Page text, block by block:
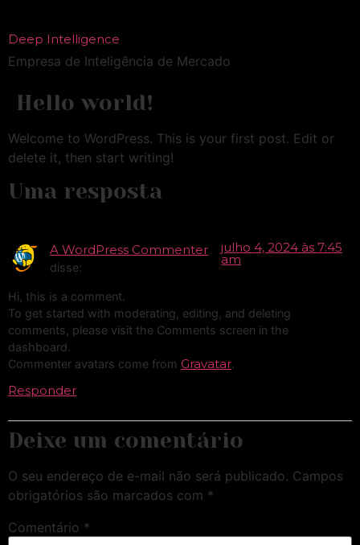
Deep Intelligence
Empresa de Inteligência de Mercado
Hello world!
Welcome to WordPress. This is your first post. Edit or
delete it, then start writing!
Uma resposta
A WordPress Commenter
disse:
julho 4, 2024 às 7:45
am
Hi, this is a comment.
To get started with moderating, editing, and deleting
comments, please visit the Comments screen in the
dashboard.
Commenter avatars come from Gravatar
Responder
Deixe um comentário
O seu endereço de e-mail não será publicado. Campos
obrigatórios são marcados com *
Comentário *